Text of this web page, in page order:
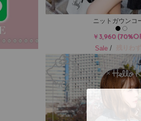
ニットガウンコ
￥3,960
Sale /